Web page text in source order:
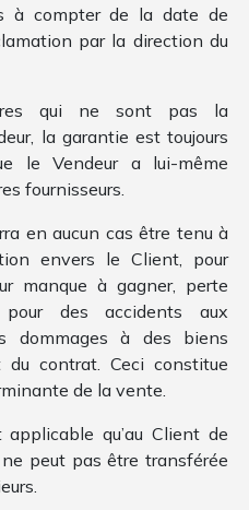
à compter de la date de
par la direction du
qui ne sont pas la
la garantie est toujours
le Vendeur a lui-même
fournisseurs.
en aucun cas être tenu à
envers le Client, pour
manque à gagner, perte
pour des accidents aux
dommages à des biens
du contrat. Ceci constitue
de la vente.
applicable qu’au Client de
peut pas être transférée